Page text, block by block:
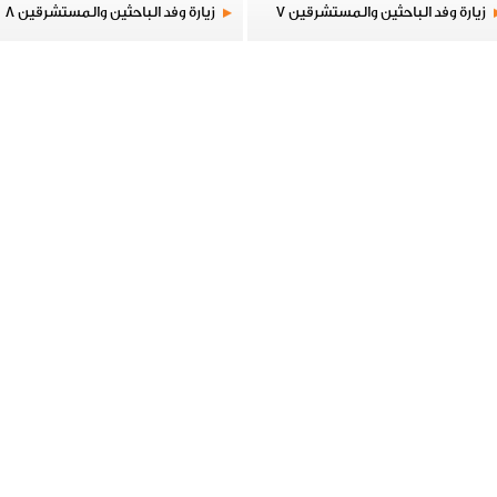
زيارة وفد الباحثين والمستشرقين 7 زيارة وفد الباحثين والمستشرقين 8